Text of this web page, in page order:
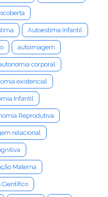
Autoestima Infantil
autoimagem
corporal
existencial
Infantil
Reprodutiva
relacional
Materna
Científico